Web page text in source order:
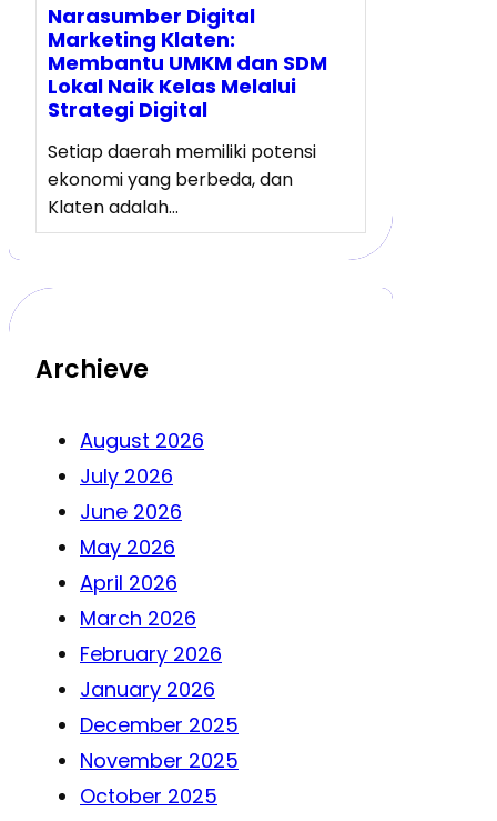
Narasumber Digital
Marketing Klaten:
Membantu UMKM dan SDM
Lokal Naik Kelas Melalui
Strategi Digital
Setiap daerah memiliki potensi
ekonomi yang berbeda, dan
Klaten adalah…
Archieve
August 2026
July 2026
June 2026
May 2026
April 2026
March 2026
February 2026
January 2026
December 2025
November 2025
October 2025